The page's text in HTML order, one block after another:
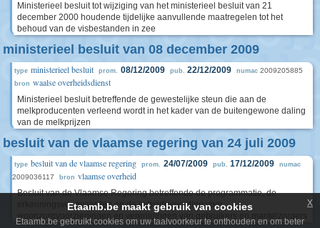
Ministerieel besluit tot wijziging van het ministerieel besluit van 21
december 2000 houdende tijdelijke aanvullende maatregelen tot het
behoud van de visbestanden in zee
ministerieel besluit van 08 december 2009
type ministerieel besluit prom. 08/12/2009 pub. 22/12/2009 numac 2009205885
bron waalse overheidsdienst
Ministerieel besluit betreffende de gewestelijke steun die aan de
melkproducenten verleend wordt in het kader van de buitengewone daling
van de melkprijzen
besluit van de vlaamse regering van 24 juli 2009
type besluit van de vlaamse regering prom. 24/07/2009 pub. 17/12/2009 numac
2009036117 bron vlaamse overheid
Besluit van de Vlaamse Regering betreffende de programmatie, de
erkenningsvoorwaarden en de subsidieregeling voor
woonzorgvoorzieningen en verenigingen van gebruikers en mantelzorgers
Etaamb.be maakt gebruik van cookies
Etaamb.be gebruikt cookies om uw taalvoorkeur te onthouden en om beter
x